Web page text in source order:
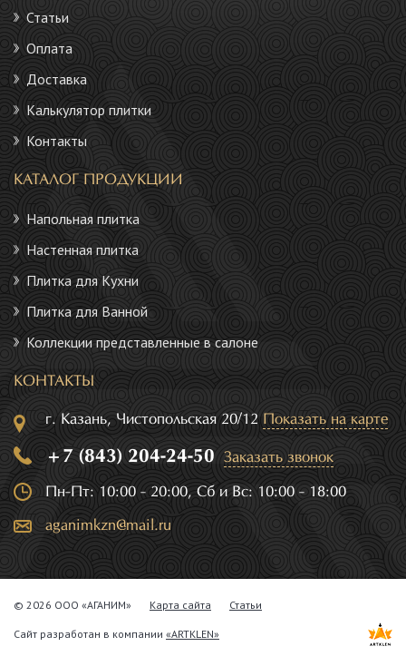
Статьи
Оплата
Доставка
Калькулятор плитки
Контакты
КАТАЛОГ ПРОДУКЦИИ
Напольная плитка
Настенная плитка
Плитка для Кухни
Плитка для Ванной
Коллекции представленные в салоне
КОНТАКТЫ
г. Казань, Чистопольская 20/12 Показать на карте
+7 (843) 204-24-50 Заказать звонок
Пн-Пт: 10:00 - 20:00, Сб и Вс: 10:00 - 18:00
aganimkzn@mail.ru
© 2026 ООО «АГАНИМ» Карта сайта Статьи
Сайт разработан в компании «ARTKLEN»